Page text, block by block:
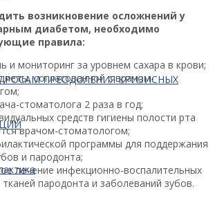
ПРЕОДОЛЕНИЯ КРИЗИСНЫХ
возникновение осложнений у
диабетом, необходимо
правила:
и мониторинг за уровнем сахара в крови;
согласованной с врачом-
стоматолога 2 раза в год;
средств гигиены полости рта
врачом-стоматологом;
программы для поддержания
и пародонта;
лечение инфекционно-воспалительных
пародонта и заболеваний зубов.